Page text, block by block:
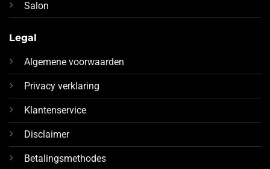
Salon
Legal
Algemene voorwaarden
Privacy verklaring
Klantenservice
Disclaimer
Betalingsmethodes